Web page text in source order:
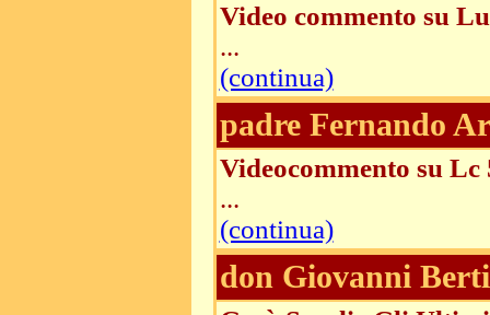
Video commento su
...
(continua)
padre Fernando
Videocommento su Lc
...
(continua)
don Giovanni Berti